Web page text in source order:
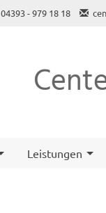
04393 - 979 18 18
Leistungen